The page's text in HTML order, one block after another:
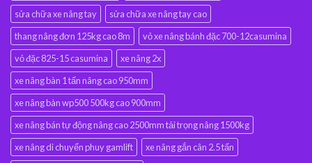
sửa chữa xe nâng tay
sửa chữa xe nâng tay cao
thang nâng đơn 125kg cao 8m
vỏ xe nâng bánh đặc 700-12casumina
vỏ đặc 825-15 casumina
xe nâng 2x
xe nâng bàn 1 tấn nâng cao 950mm
xe nâng bàn wp500 500kg cao 900mm
xe nâng bán tự động nâng cao 2500mm tải trọng nâng 1500kg
xe nâng di chuyển phuy gamlift
xe nâng gắn cân 2.5 tấn